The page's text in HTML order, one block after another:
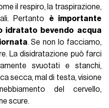
il respiro, la traspirazione,
Pertanto è importante
idratato bevendo acqua
. Se non lo facciamo,
La disidratazione può farci
svuotati e stanchi,
secca, mal di testa, visione
del cervello,
scure.